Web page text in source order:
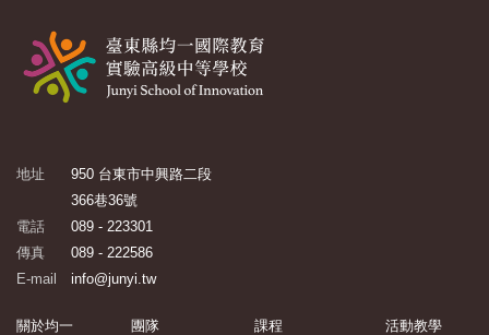
地址
950 台東市中興路二段
366巷36號
電話
089 - 223301
傳真
089 - 222586
E-mail
info@junyi.tw
關於均一 團隊 課程 活動教學